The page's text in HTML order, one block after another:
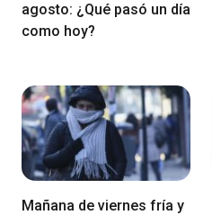
agosto: ¿Qué pasó un día
como hoy?
Mañana de viernes fría y